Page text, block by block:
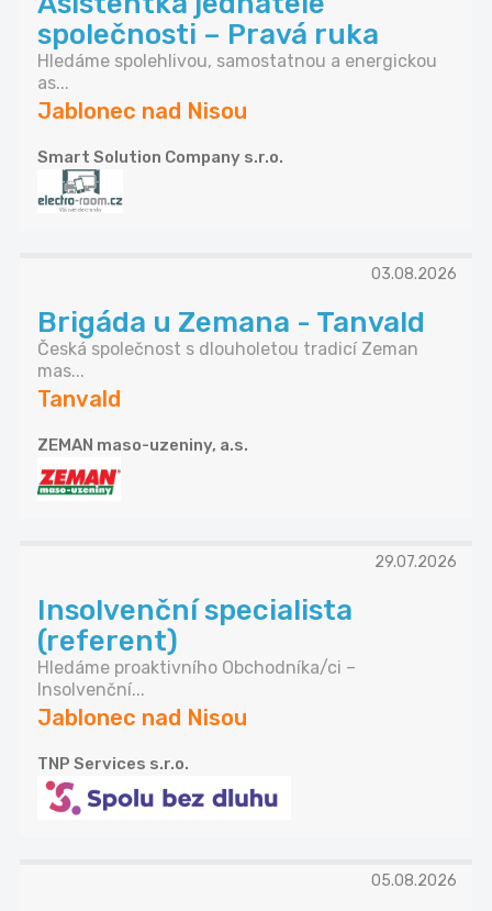
společnosti – Pravá ruka
Hledáme spolehlivou, samostatnou a energickou
as...
Jablonec nad Nisou
Smart Solution Company s.r.o.
03.08.2026
Brigáda u Zemana - Tanvald
Česká společnost s dlouholetou tradicí Zeman
mas...
Tanvald
ZEMAN maso-uzeniny, a.s.
29.07.2026
Insolvenční specialista
(referent)
Hledáme proaktivního Obchodníka/ci –
Insolvenční...
Jablonec nad Nisou
TNP Services s.r.o.
05.08.2026